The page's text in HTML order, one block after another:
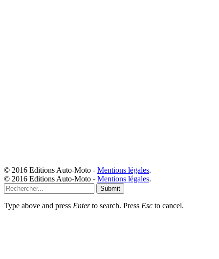
© 2016 Editions Auto-Moto - Mentions légales.
© 2016 Editions Auto-Moto - Mentions légales.
Submit
Type above and press Enterto search. Press Esc to cancel.